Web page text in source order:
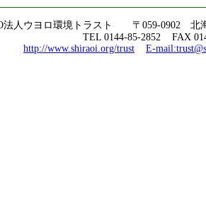
法人ウヨロ環境トラスト 〒 059-0902 北
TEL 0144-85-2852
FAX
http://www.shiraoi.org/trust
E-